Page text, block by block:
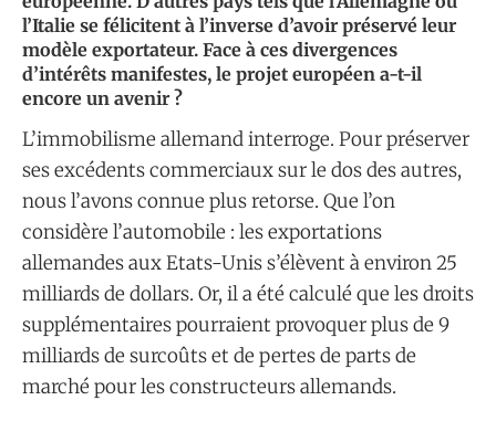
l’Italie se félicitent à l’inverse d’avoir préservé leur
modèle exportateur. Face à ces divergences
d’intérêts manifestes, le projet européen a-t-il
encore un avenir ?
L’immobilisme allemand interroge. Pour préserver
ses excédents commerciaux sur le dos des autres,
nous l’avons connue plus retorse. Que l’on
considère l’automobile : les exportations
allemandes aux Etats-Unis s’élèvent à environ 25
milliards de dollars. Or, il a été calculé que les droits
supplémentaires pourraient provoquer plus de 9
milliards de surcoûts et de pertes de parts de
marché pour les constructeurs allemands.